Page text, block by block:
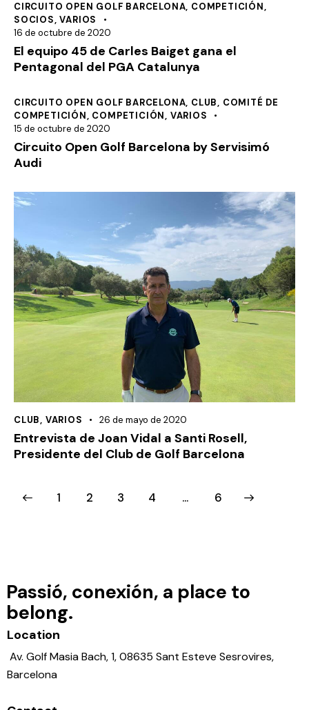
CIRCUITO OPEN GOLF BARCELONA, COMPETICIÓN,
SOCIOS,VARIOS
16 de octubre de 2020
El equipo 45 de Carles Baiget gana el
Pentagonal del PGA Catalunya
CIRCUITO OPEN GOLF BARCELONA, CLUB, COMITÉ DE
COMPETICIÓN, COMPETICIÓN, VARIOS
15 de octubre de 2020
Circuito Open Golf Barcelona by Servisimó
Audi
CLUB, VARIOS 26 de mayo de 2020
Entrevista de Joan Vidal a Santi Rosell,
Presidente del Club de Golf Barcelona
1 2 3 4 … 6
>
Passió, conexión, a place to
belong.
Location
Av. Golf Masia Bach, 1, 08635 Sant Esteve Sesrovires,
Barcelona
Barcelona Resortcon2 green
fees
incluidos en un entorno
privilegiado.